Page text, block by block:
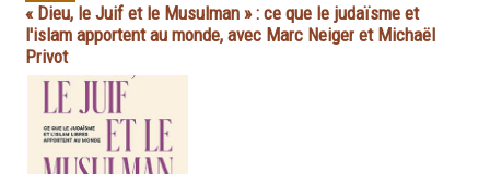
« Dieu, le Juif et le Musulman » : ce que le judaïsme et
l'islam apportent au monde, avec Marc Neiger et Michaël
Privot